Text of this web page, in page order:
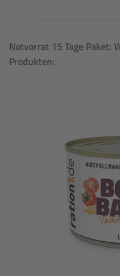
Notvorrat 15 Tage Paket:
Produkten: